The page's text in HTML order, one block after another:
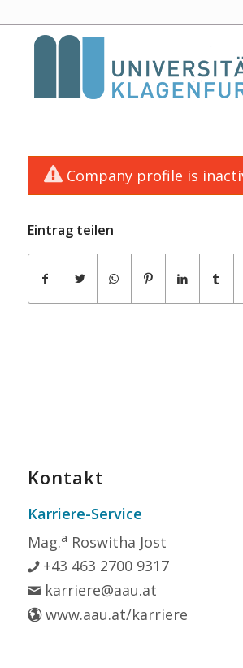
Company profile is
Eintrag teilen
Kontakt
Karriere-Service
Mag.a Roswitha Jost
+43 463 2700 9317
karriere@aau.at
www.aau.at/karriere